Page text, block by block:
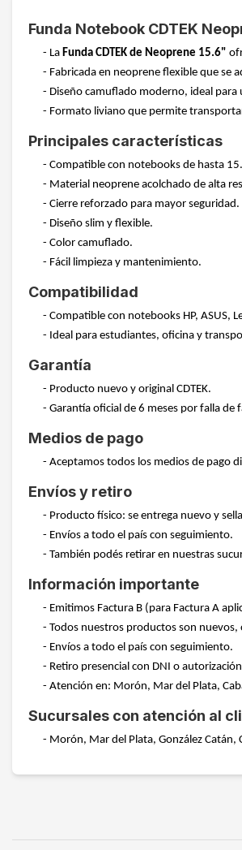
Funda Notebook CDTEK
- La Funda CDTEK de Neoprene 15.6"
- Fabricada en neoprene flexible que se
- Diseño camuflado moderno, ideal
- Formato liviano que permite
Principales características
- Compatible con notebooks de hasta
- Material neoprene acolchado de alta
- Cierre reforzado para mayor seguridad.
- Diseño slim y flexible.
- Color camuflado.
- Fácil limpieza y mantenimiento.
Compatibilidad
- Compatible con notebooks HP, ASUS,
- Ideal para estudiantes, oficina y
Garantía
- Producto nuevo y original CDTEK.
- Garantía oficial de 6 meses por falla de
Medios de pago
- Aceptamos todos los medios de pago
Envíos y retiro
- Producto físico: se entrega nuevo y
- Envíos a todo el país con seguimiento.
- También podés retirar en nuestras
Información importante
- Emitimos Factura B (para Factura A
- Todos nuestros productos son nuevos,
- Envíos a todo el país con seguimiento.
- Retiro presencial con DNI o
- Atención en: Morón, Mar del Plata,
Sucursales con atención al
- Morón, Mar del Plata, González Catán,